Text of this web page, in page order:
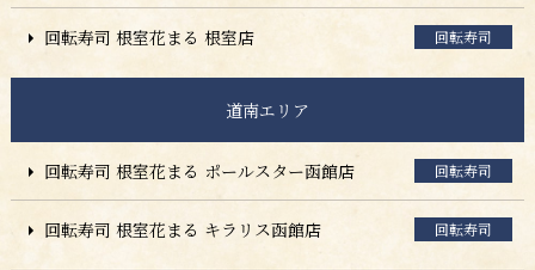
回転寿司 根室花まる 根室店 回転寿司
道南エリア
回転寿司 根室花まる ポールスター函館店 回転寿司
回転寿司 根室花まる キラリス函館店 回転寿司